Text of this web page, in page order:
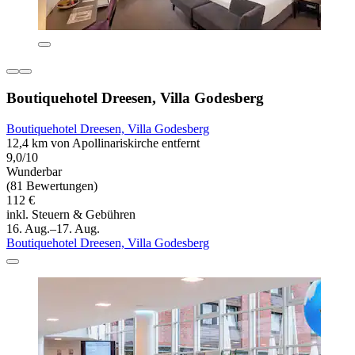
Boutiquehotel Dreesen, Villa Godesberg
Boutiquehotel Dreesen, Villa Godesberg
12,4 km von Apollinariskirche entfernt
9,0/10
Wunderbar
(81 Bewertungen)
112 €
inkl. Steuern & Gebühren
16. Aug.–17. Aug.
Boutiquehotel Dreesen, Villa Godesberg